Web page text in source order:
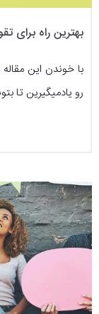
بهترین راه برای
با خوندن این
رو یادمیگیرین تا